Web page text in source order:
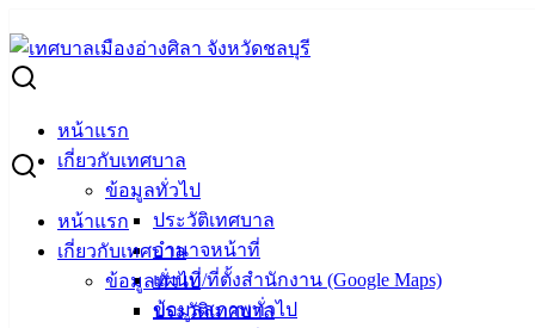
to
content
หน้าแรก
เกี่ยวกับเทศบาล
ข้อมูลทั่วไป
ประวัติเทศบาล
อำนาจหน้าที่
แผนที่/ที่ตั้งสำนักงาน (Google Maps)
ข้อมูลสภาพทั่วไป
หน้าแรก
เกี่ยวกับเทศบาล
ข้อมูลทั่วไป
ประวัติเทศบาล
Search
for:
ผู้ชนะการเสนอราคา ซ่อมคอมพิวเตอร์
กรกฎาคม 9, 2024กรกฎาคม 9, 2024